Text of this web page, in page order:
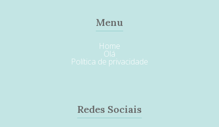
Menu
Home
Olá
Política de privacidade
Redes Sociais